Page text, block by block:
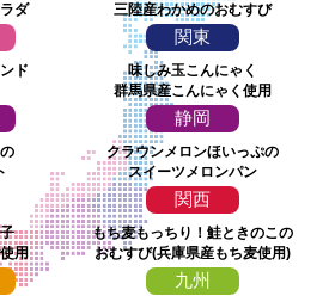
ダ
三陸産わかめのおむすび
ド
関東
味しみ玉こんにゃく
群馬県産こんにゃく使用
静岡
クラウンメロンほいっぷの
スイーツメロンパン
用
関西
もち麦もっちり！鮭ときのこの
おむすび(兵庫県産もち麦使用)
九州